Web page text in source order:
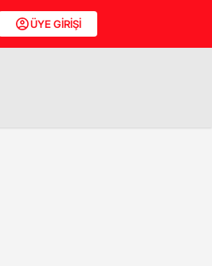
ÜYE GİRİŞİ